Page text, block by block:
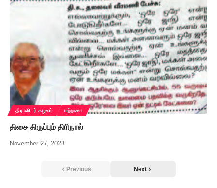
திராவிடர் கழகம் மற்றவை
திசை திருப்பும் திரிநூல்
November 27, 2023
Previous Next